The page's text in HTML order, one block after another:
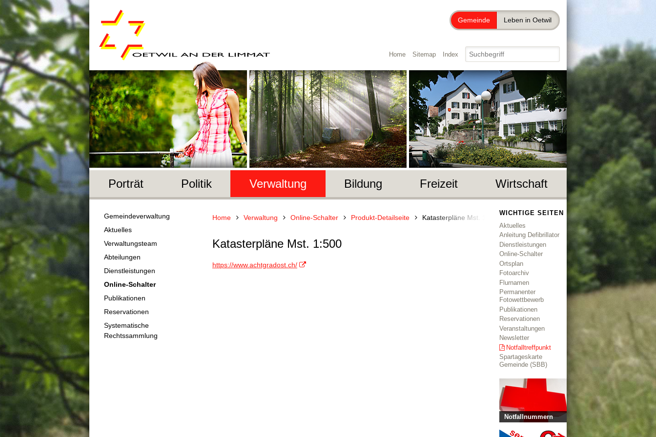
Gemeinde Leben in Oetwil
Home Sitemap Index
Porträt Politik Verwaltung Bildung Freizeit Wirtschaft
Gemeindeverwaltung
Aktuelles
Verwaltungsteam
Abteilungen
Dienstleistungen
Online-Schalter
Publikationen
Reservationen
Systematische
Rechtssammlung
Home Verwaltung Online-Schalter Produkt-Detailseite Katasterpläne Mst. 1:500
Katasterpläne Mst. 1:500
https://www.achtgradost.ch/
WICHTIGE SEITEN
Aktuelles
Anleitung Defibrillator
Dienstleistungen
Online-Schalter
Ortsplan
Fotoarchiv
Flurnamen
Permanenter
Fotowettbewerb
Publikationen
Reservationen
Veranstaltungen
Newsletter
Notfalltreffpunkt
Spartageskarte
Gemeinde (SBB)
Notfallnummern